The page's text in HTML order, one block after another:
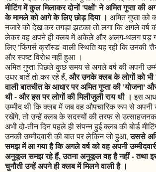
मीटिंग में कुल मिलाकर दोनों 'पक्षों' ने अमित गुप्ता की
के मामले को आगे के लिए छोड़ दिया । अमित गुप्ता को
नजारे को देख कर तगड़ा झटका तो लगा कि अगले वर्ष
लेकर वह अपने ही क्लब में अकेले और अलग-थलग पड़
लिए 'फिंगर्स क्रॉस्ड' वाली स्थिति यह रही कि उनकी
और स्पष्ट विरोध नहीं हुआ ।
अमित गुप्ता पिछले कुछ समय से अगले वर्ष की अपनी
उधर बातें तो कर रहे हैं, और उनके क्लब के लोगों को भी
वाली बातचीत के आधार पर अमित गुप्ता की 'योजना'
थी - और इस पर लोगों की मिलीजुली राय थी । इस
उम्मीद थी कि क्लब में जब वह औपचारिक रूप से अपनी
रखेंगे, तो उन्हें क्लब के सदस्यों की तरफ से उत्साहजनक
अभी दो-तीन दिन पहले ही संपन्न हुई क्लब की बोर्ड
उनकी उम्मीदवारी की बात पर लेकिन जो हुआ,उससे
समझ में आ गया है कि अगले वर्ष को वह अपनी
अनुकूल समझ रहे हैं, उतना अनुकूल वह है नहीं - तथा
चुनौती उन्हें अपने ही क्लब में मिलने वाली है ।